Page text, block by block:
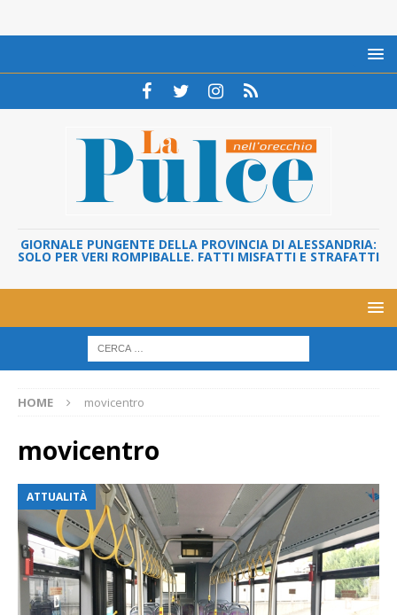
GIORNALE PUNGENTE DELLA PROVINCIA DI ALESSANDRIA:
SOLO PER VERI ROMPIBALLE. FATTI MISFATTI E STRAFATTI
HOME movicentro
movicentro
ATTUALITÀ